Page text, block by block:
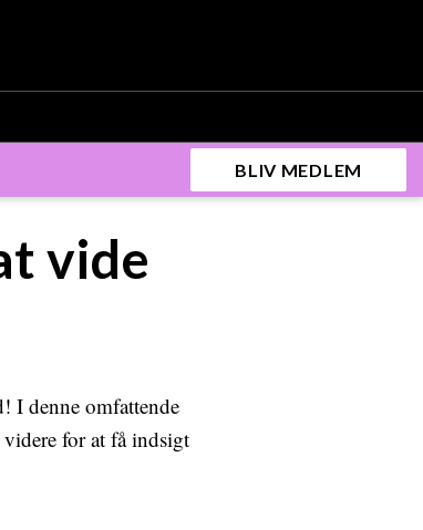
BLIV MEDLEM
vide
I denne omfattende
for at få indsigt